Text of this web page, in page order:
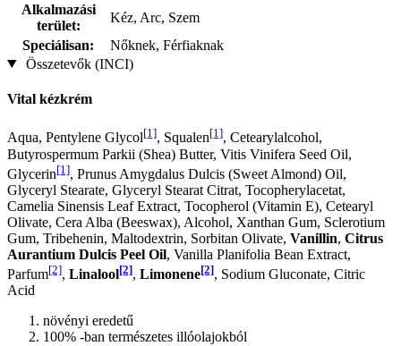
Alkalmazási
terület:
Kéz, Arc, Szem
Speciálisan:
Nőknek, Férfiaknak
Összetevők (INCI)
Vital kézkrém
Aqua, Pentylene Glycol[1], Squalen[1], Cetearylalcohol,
Butyrospermum Parkii (Shea) Butter, Vitis Vinifera Seed Oil,
Glycerin[1], Prunus Amygdalus Dulcis (Sweet Almond) Oil,
Glyceryl Stearate, Glyceryl Stearat Citrat, Tocopherylacetat,
Camelia Sinensis Leaf Extract, Tocopherol (Vitamin E), Cetearyl
Olivate, Cera Alba (Beeswax), Alcohol, Xanthan Gum, Sclerotium
Gum, Tribehenin, Maltodextrin, Sorbitan Olivate, Vanillin, Citrus
Aurantium Dulcis Peel Oil, Vanilla Planifolia Bean Extract,
Parfum[2], Linalool[2], Limonene[2], Sodium Gluconate, Citric
Acid
növényi eredetű
100% -ban természetes illóolajokból